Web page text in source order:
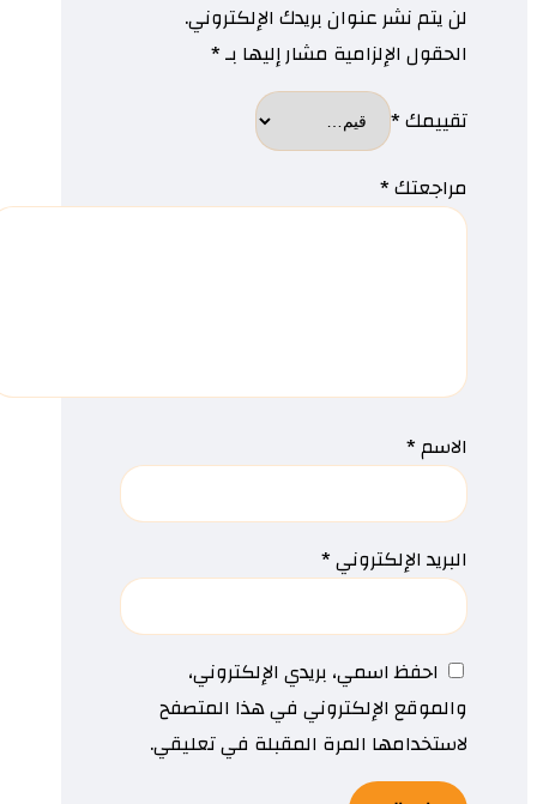
لن يتم نشر عنوان بريدك الإلكتروني.
الحقول الإلزامية مشار إليها بـ*
تقييمك*
مراجعتك*
الاسم*
البريد الإلكتروني*
احفظ اسمي، بريدي الإلكتروني،
والموقع الإلكتروني في هذا المتصفح
لاستخدامها المرة المقبلة في تعليقي.